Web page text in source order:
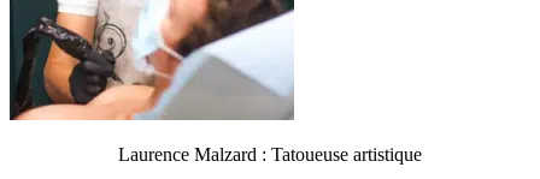
Laurence Malzard : Tatoueuse artistique